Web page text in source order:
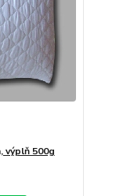
výplň 500g